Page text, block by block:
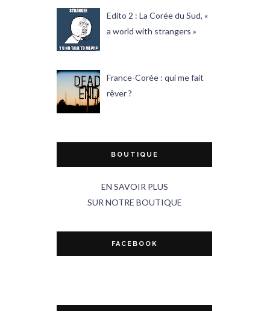
Edito 2 : La Corée du Sud, «
a world with strangers »
France-Corée : qui me fait
rêver ?
BOUTIQUE
EN SAVOIR PLUS
SUR NOTRE BOUTIQUE
FACEBOOK